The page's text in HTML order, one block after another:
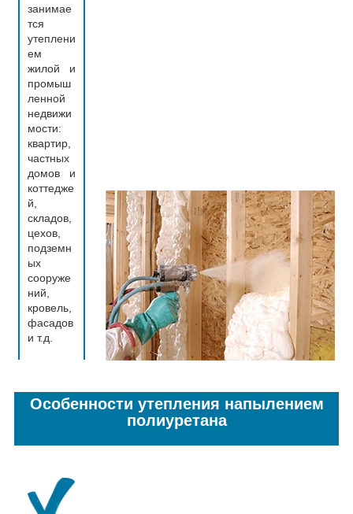
занимае
тся
утеплени
ем
жилой и
промыш
ленной
недвижи
мости:
квартир,
частных
домов и
коттедже
й,
складов,
цехов,
подземн
ых
сооруже
ний,
кровель,
фасадов
и т.д.
Особенности утепления напылением
полиуретана